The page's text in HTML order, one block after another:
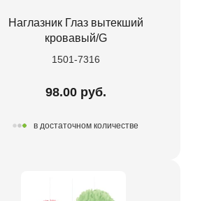
Наглазник Глаз вытекший
кровавый/G
1501-7316
98.00 руб.
в достаточном количестве